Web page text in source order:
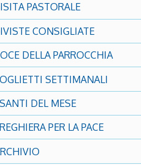
PASTORALE
CONSIGLIATE
DELLA PARROCCHIA
SETTIMANALI
DEL MESE
PER LA PACE